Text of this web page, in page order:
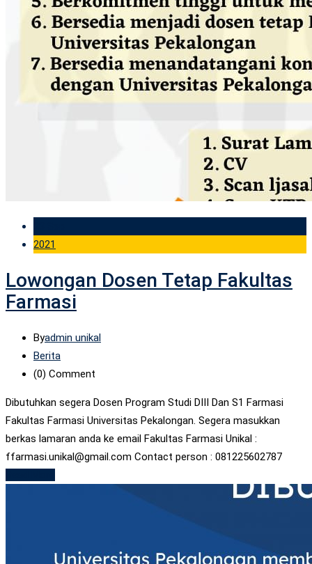
2021
Lowongan Dosen Tetap Fakultas
Farmasi
Byadmin unikal
Berita
(0) Comment
Dibutuhkan segera Dosen Program Studi DIII Dan S1 Farmasi
Fakultas Farmasi Universitas Pekalongan. Segera masukkan
berkas lamaran anda ke email Fakultas Farmasi Unikal :
ffarmasi.unikal@gmail.com Contact person : 081225602787